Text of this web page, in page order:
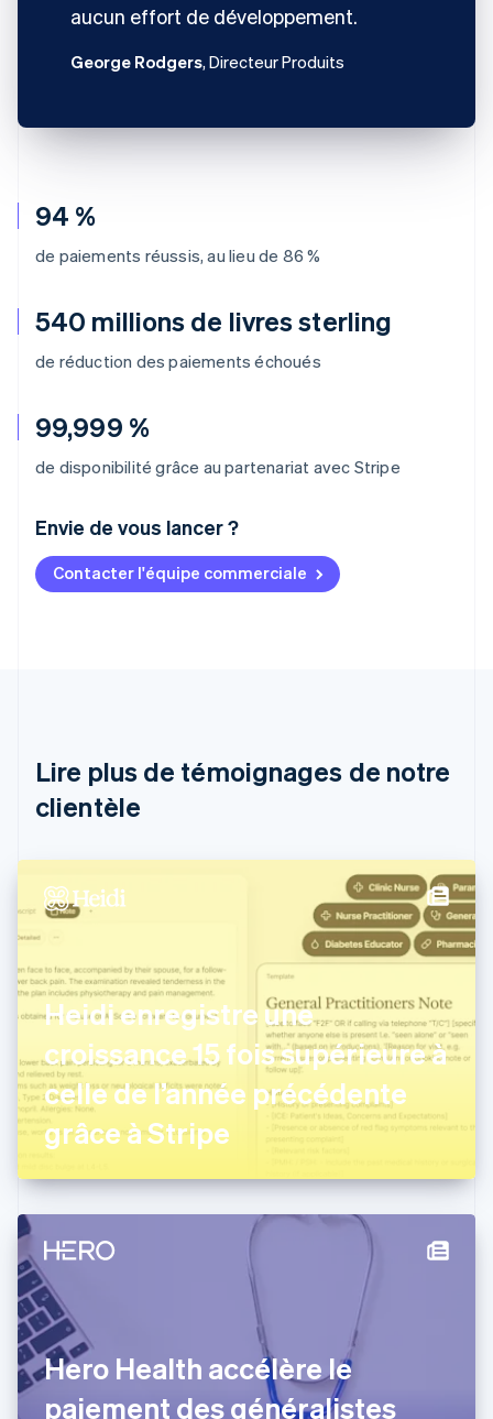
94 %
de paiements réussis, au lieu de 86 %
540 millions de livres sterling
de réduction des paiements échoués
99,999 %
de disponibilité grâce au partenariat avec Stripe
Envie de vous lancer ?
Contacter l'équipe commerciale
aucun effort de développement.
George Rodgers, Directeur Produits
Lire plus de témoignages de notre
clientèle
Heidi enregistre une
croissance 15 fois supérieure à
celle de l’année précédente
grâce à Stripe
Hero Health accélère le
paiement des généralistes
Allemagne
Brésil
PortuguêsEnglish
Bulgarie
Chine continentale
简体中文
Croatie
EnglishItaliano
Danemark
English
Émirats arabes unis
English
Espagne
EspañolEnglish
English
États-Unis
Finlande
Français
Gibraltar
English
Grèce
English